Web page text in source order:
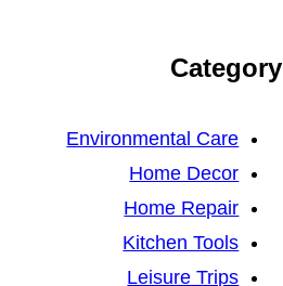
Category
Environmental Care
Home Decor
Home Repair
Kitchen Tools
Leisure Trips